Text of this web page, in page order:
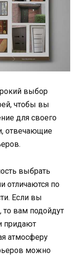
выбор
чтобы вы
для своего
отвечающие
выбрать
отличаются по
Если вы
то вам подойдут
придают
атмосферу
можно